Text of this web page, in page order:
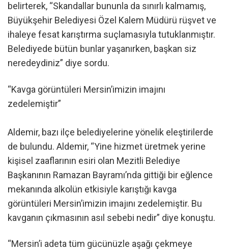
belirterek, “Skandallar bununla da sınırlı kalmamış,
Büyükşehir Belediyesi Özel Kalem Müdürü rüşvet ve
ihaleye fesat karıştırma suçlamasıyla tutuklanmıştır.
Belediyede bütün bunlar yaşanırken, başkan siz
neredeydiniz” diye sordu.
“Kavga görüntüleri Mersin’imizin imajını
zedelemiştir”
Aldemir, bazı ilçe belediyelerine yönelik eleştirilerde
de bulundu. Aldemir, “Yine hizmet üretmek yerine
kişisel zaaflarının esiri olan Mezitli Belediye
Başkanının Ramazan Bayramı’nda gittiği bir eğlence
mekanında alkolün etkisiyle karıştığı kavga
görüntüleri Mersin’imizin imajını zedelemiştir. Bu
kavganın çıkmasının asıl sebebi nedir” diye konuştu.
“Mersin’i adeta tüm gücünüzle aşağı çekmeye